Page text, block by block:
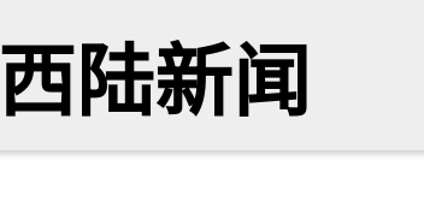
西陆新闻